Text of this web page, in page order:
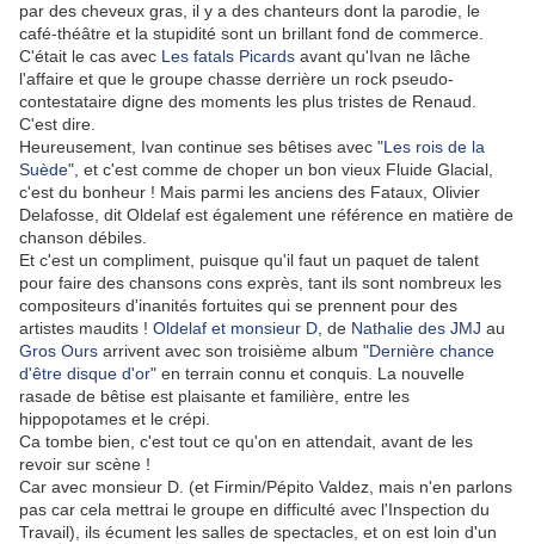
par des cheveux gras, il y a des chanteurs dont la parodie, le
café-théâtre et la stupidité sont un brillant fond de commerce.
C'était le cas avec Les fatals Picards avant qu'Ivan ne lâche
l'affaire et que le groupe chasse derrière un rock pseudo-
contestataire digne des moments les plus tristes de Renaud.
C'est dire.
Heureusement, Ivan continue ses bêtises avec "Les rois de la
Suède", et c'est comme de choper un bon vieux Fluide Glacial,
c'est du bonheur ! Mais parmi les anciens des Fataux, Olivier
Delafosse, dit Oldelaf est également une référence en matière de
chanson débiles.
Et c'est un compliment, puisque qu'il faut un paquet de talent
pour faire des chansons cons exprès, tant ils sont nombreux les
compositeurs d'inanités fortuites qui se prennent pour des
artistes maudits ! Oldelaf et monsieur D , de Nathalie des JMJ au
Gros Ours arrivent avec son troisième album "Dernière chance
d'être disque d'or" en terrain connu et conquis. La nouvelle
rasade de bêtise est plaisante et familière, entre les
hippopotames et le crépi.
Ca tombe bien, c'est tout ce qu'on en attendait, avant de les
revoir sur scène !
Car avec monsieur D. (et Firmin/Pépito Valdez, mais n'en parlons
pas car cela mettrai le groupe en difficulté avec l'Inspection du
Travail), ils écument les salles de spectacles, et on est loin d'un